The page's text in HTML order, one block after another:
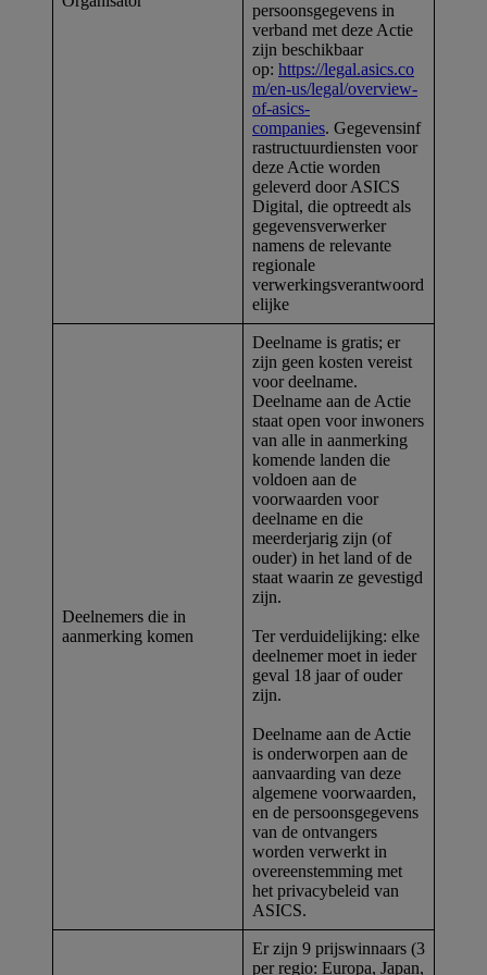
persoonsgegevens in
verband met deze Actie
zijn beschikbaar
op: https://legal.asics.co
m/en-us/legal/overview-
of-asics-
companies. Gegevensinf
rastructuurdiensten voor
deze Actie worden
geleverd door ASICS
Digital, die optreedt als
gegevensverwerker
namens de relevante
regionale
verwerkingsverantwoord
elijke
Deelnemers die in
aanmerking komen
Deelname is gratis; er
zijn geen kosten vereist
voor deelname.
Deelname aan de Actie
staat open voor inwoners
van alle in aanmerking
komende landen die
voldoen aan de
voorwaarden voor
deelname en die
meerderjarig zijn (of
ouder) in het land of de
staat waarin ze gevestigd
zijn.
Ter verduidelijking: elke
deelnemer moet in ieder
geval 18 jaar of ouder
zijn.
Deelname aan de Actie
is onderworpen aan de
aanvaarding van deze
algemene voorwaarden,
en de persoonsgegevens
van de ontvangers
worden verwerkt in
overeenstemming met
het privacybeleid van
ASICS.
Er zijn 9 prijswinnaars (3
per regio: Europa, Japan,